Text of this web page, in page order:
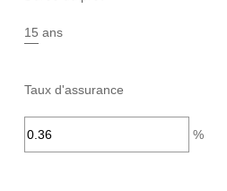
ans
Taux d'assurance
%